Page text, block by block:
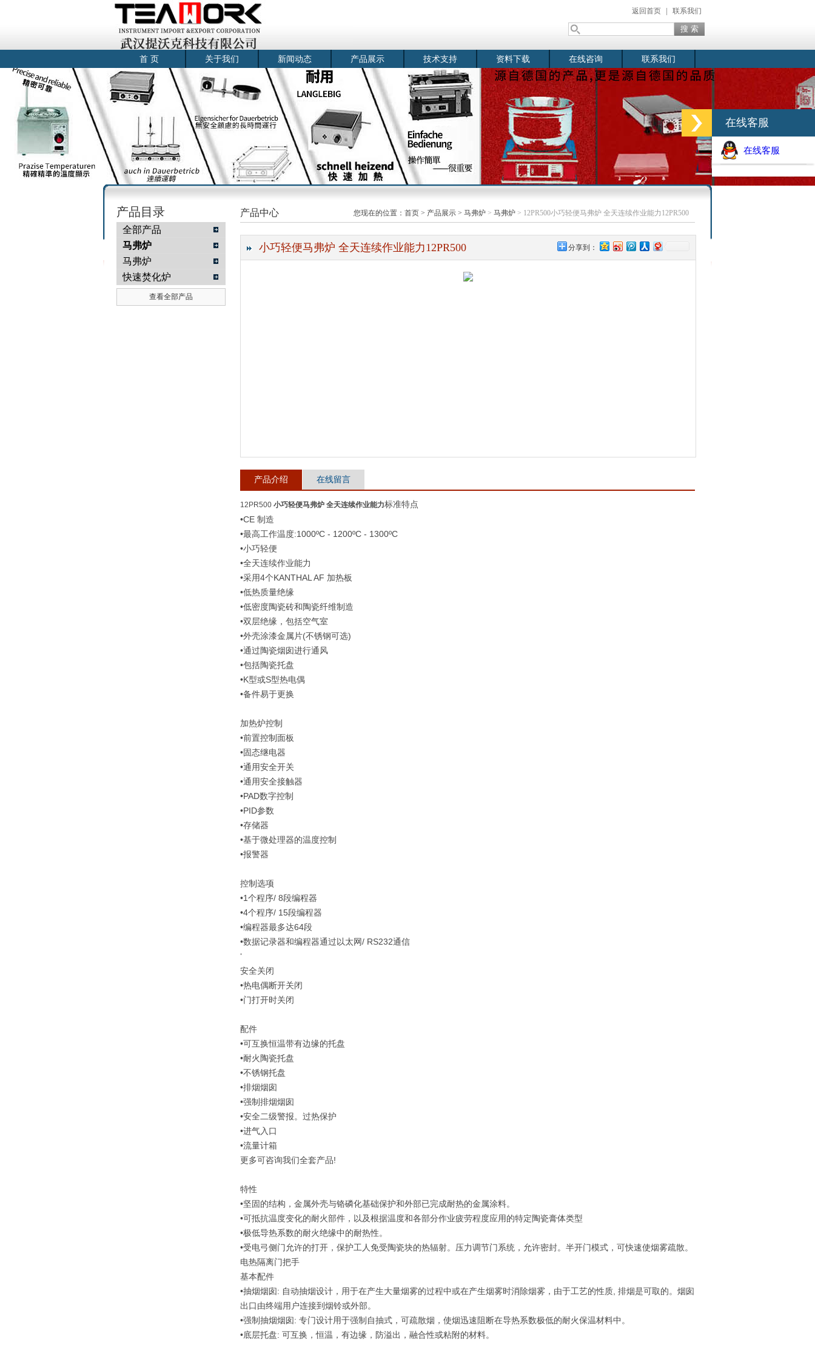
武汉提沃克科技有限公司
返回首页 联系我们
首 页 关于我们 新闻动态 产品展示 技术支持 资料下载 在线咨询 联系我们
产品目录
全部产品
马弗炉
马弗炉
快速焚化炉
查看全部产品
产品中心 您现在的位置： 首页 > 产品展示 > 马弗炉 > 马弗炉 > 12PR500小巧轻便马弗炉 全天连续作业能力12PR500
小巧轻便马弗炉 全天连续作业能力12PR500 分享到：
产品介绍 在线留言
12PR500 小巧轻便马弗炉 全天连续作业能力标准特点
•CE 制造
•最高工作温度:1000ºC - 1200ºC - 1300ºC
•小巧轻便
•全天连续作业能力
•采用4个KANTHAL AF 加热板
•低热质量绝缘
•低密度陶瓷砖和陶瓷纤维制造
•双层绝缘，包括空气室
•外壳涂漆金属片(不锈钢可选)
•通过陶瓷烟囱进行通风
•包括陶瓷托盘
•K型或S型热电偶
•备件易于更换
加热炉控制
•前置控制面板
•固态继电器
•通用安全开关
•通用安全接触器
•PAD数字控制
•PID参数
•存储器
•基于微处理器的温度控制
•报警器
控制选项
•1个程序/ 8段编程器
•4个程序/ 15段编程器
•编程器最多达64段
•数据记录器和编程器通过以太网/ RS232通信
‘
安全关闭
•热电偶断开关闭
•门打开时关闭
配件
•可互换恒温带有边缘的托盘
•耐火陶瓷托盘
•不锈钢托盘
•排烟烟囱
•强制排烟烟囱
•安全二级警报。过热保护
•进气入口
•流量计箱
更多可咨询我们全套产品!
特性
•坚固的结构，金属外壳与铬磷化基础保护和外部已完成耐热的金属涂料。
•可抵抗温度变化的耐火部件，以及根据温度和各部分作业疲劳程度应用的特定陶瓷膏体类型
•极低导热系数的耐火绝缘中的耐热性。
•受电弓侧门允许的打开，保护工人免受陶瓷块的热辐射。压力调节门系统，允许密封。半开门模式，可快速使烟雾疏散。
电热隔离门把手
基本配件
•抽烟烟囱: 自动抽烟设计，用于在产生大量烟雾的过程中或在产生烟雾时消除烟雾，由于工艺的性质, 排烟是可取的。烟囱
出口由终端用户连接到烟铃或外部。
•强制抽烟烟囱: 专门设计用于强制自抽式，可疏散烟，使烟迅速阻断在导热系数极低的耐火保温材料中。
•底层托盘: 可互换，恒温，有边缘，防溢出，融合性或粘附的材料。
在线客服
在线客服